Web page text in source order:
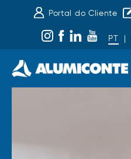
Portal do Cliente
PT
|